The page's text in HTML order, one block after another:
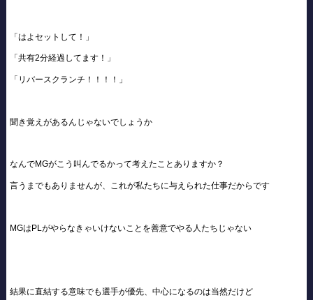
「はよセットして！」
「共有2分経過してます！」
「リバースクランチ！！！！」
聞き覚えがあるんじゃないでしょうか
なんでMGがこう叫んでるかって考えたことありますか？
言うまでもありませんが、これが私たちに与えられた仕事だからです
MGはPLがやらなきゃいけないことを善意でやる人たちじゃない
結果に直結する意味でも選手が優先、中心になるのは当然だけど